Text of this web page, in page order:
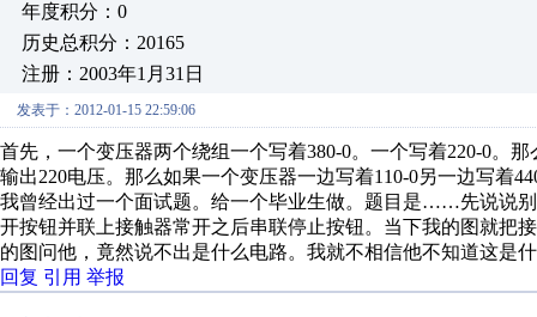
年度积分：0
历史总积分：20165
注册：2003年1月31日
发表于：2012-01-15 22:59:06
首先，一个变压器两个绕组一个写着380-0。一个写着220-0。
输出220电压。那么如果一个变压器一边写着110-0另一边写着
我曾经出过一个面试题。给一个毕业生做。题目是……先说说
开按钮并联上接触器常开之后串联停止按钮。当下我的图就把
的图问他，竟然说不出是什么电路。我就不相信他不知道这是
回复 引用 举报